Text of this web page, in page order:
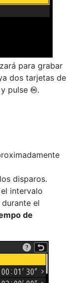
para grabar
dos tarjetas de
pulse J.
disparos.
intervalo
el
de